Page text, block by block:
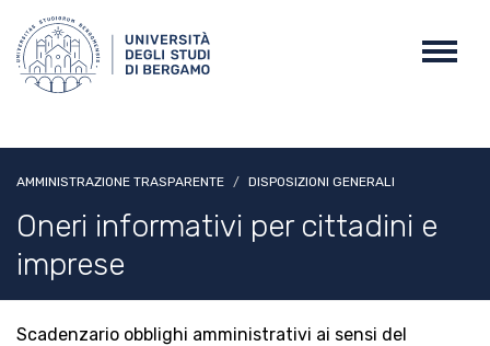
contenuto
principale
AMMINISTRAZIONE TRASPARENTE DISPOSIZIONI GENERALI
Oneri informativi per cittadini e
imprese
Scadenzario obblighi amministrativi ai sensi del